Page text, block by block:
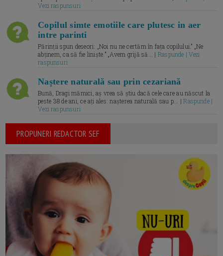
Vezi raspunsuri
Copilul simte emotiile care plutesc in aer
intre parinti
Părinții spun deseori: „Noi nu ne certăm în fața copilului.” „Ne
abținem, ca să fie liniște.” „Avem grijă să... | Raspunde | Vezi
raspunsuri
Naștere naturală sau prin cezariană
Bună, Dragi mămici, aș vrea să știu dacă cele care au născut la
peste 38 de ani, ce ați ales: nașterea naturală sau p... |Raspunde |
Vezi raspunsuri
PROPUNERI REDACTOR SEF